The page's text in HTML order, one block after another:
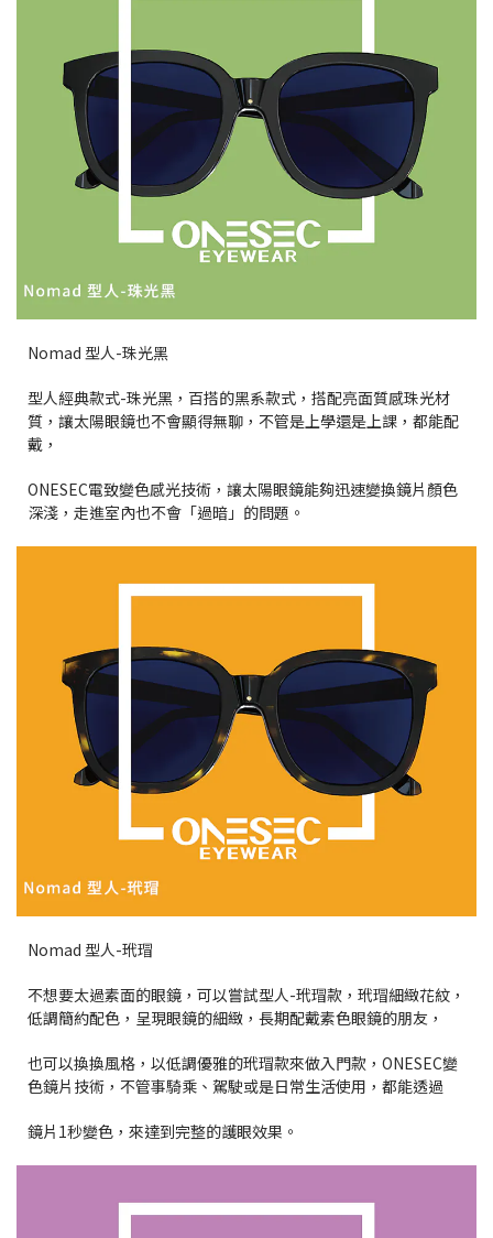
Nomad 型人-珠光黑
型人經典款式-珠光黑，百搭的黑系款式，搭配亮面質感珠光材
質，讓太陽眼鏡也不會顯得無聊，不管是上學還是上課，都能配
戴，
ONESEC電致變色感光技術，讓太陽眼鏡能夠迅速變換鏡片顏色
深淺，走進室內也不會「過暗」的問題。
Nomad 型人-玳瑁
不想要太過素面的眼鏡，可以嘗試型人-玳瑁款，玳瑁細緻花紋，
低調簡約配色，呈現眼鏡的細緻，長期配戴素色眼鏡的朋友，
也可以換換風格，以低調優雅的玳瑁款來做入門款，ONESEC變
色鏡片技術，不管事騎乘、駕駛或是日常生活使用，都能透過
鏡片1秒變色，來達到完整的護眼效果。